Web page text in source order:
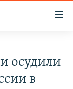
осудили
в